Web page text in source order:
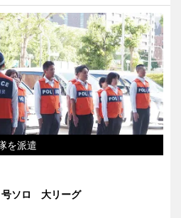
を派遣
号ソロ 大リーグ